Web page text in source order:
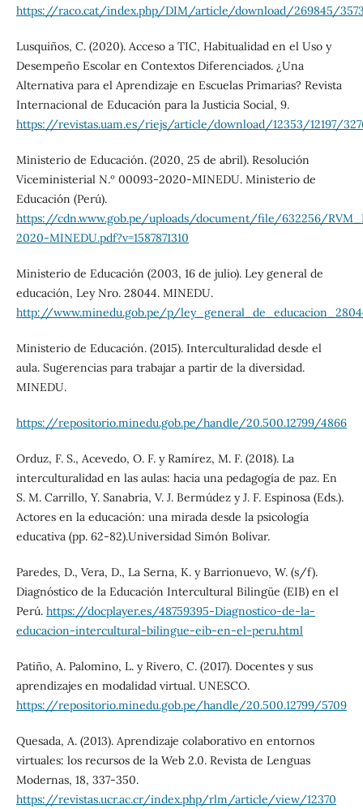
https://raco.cat/index.php/DIM/article/download/269845/
Lusquiños, C. (2020). Acceso a TIC, Habitualidad en el Uso y
Desempeño Escolar en Contextos Diferenciados. ¿Una
Alternativa para el Aprendizaje en Escuelas Primarias? Revista
Internacional de Educación para la Justicia Social, 9.
https://revistas.uam.es/riejs/article/download/12353/12197/
Ministerio de Educación. (2020, 25 de abril). Resolución
Viceministerial N.º 00093-2020-MINEDU. Ministerio de
Educación (Perú).
https://cdn.www.gob.pe/uploads/document/file/632256/
2020-MINEDU.pdf?v=1587871310
Ministerio de Educación (2003, 16 de julio). Ley general de
educación, Ley Nro. 28044. MINEDU.
http://www.minedu.gob.pe/p/
Ministerio de Educación. (2015). Interculturalidad desde el
aula. Sugerencias para trabajar a partir de la diversidad.
MINEDU.
https://repositorio.minedu.gob.pe/handle/20.500.12799/4866
Orduz, F. S., Acevedo, O. F. y Ramírez, M. F. (2018). La
interculturalidad en las aulas: hacia una pedagogía de paz. En
S. M. Carrillo, Y. Sanabria, V. J. Bermúdez y J. F. Espinosa (Eds.).
Actores en la educación: una mirada desde la psicología
educativa (pp. 62-82).Universidad Simón Bolívar.
Paredes, D., Vera, D., La Serna, K. y Barrionuevo, W. (s/f).
Diagnóstico de la Educación Intercultural Bilingüe (EIB) en el
Perú. https://docplayer.es/48759395-Diagnostico-de-la-
educacion-intercultural-bilingue-eib-en-el-peru.html
Patiño, A. Palomino, L. y Rivero, C. (2017). Docentes y sus
aprendizajes en modalidad virtual. UNESCO.
https://repositorio.minedu.gob.pe/handle/20.500.12799/5709
Quesada, A. (2013). Aprendizaje colaborativo en entornos
virtuales: los recursos de la Web 2.0. Revista de Lenguas
Modernas, 18, 337-350.
https://revistas.ucr.ac.cr/index.php/rlm/article/view/12370